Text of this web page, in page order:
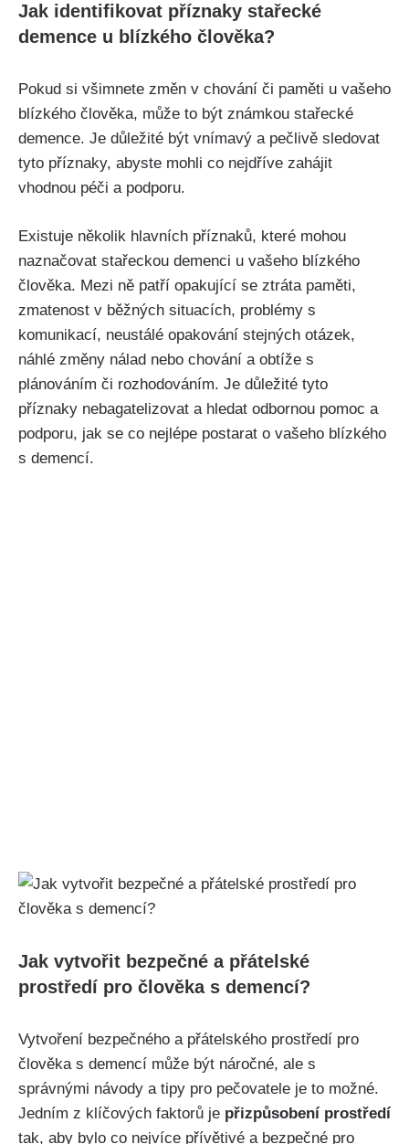
Jak identifikovat příznaky stařecké
demence u blízkého člověka?
Pokud si všimnete změn v chování či paměti u vašeho
blízkého člověka, může to být známkou stařecké
demence. Je důležité být vnímavý a pečlivě sledovat
tyto příznaky, abyste mohli co nejdříve zahájit
vhodnou péči a podporu.
Existuje několik hlavních příznaků, které mohou
naznačovat stařeckou demenci u vašeho blízkého
člověka. Mezi ně patří opakující se ztráta paměti,
zmatenost v běžných situacích, problémy s
komunikací, neustálé opakování stejných otázek,
náhlé změny nálad nebo chování a obtíže s
plánováním či rozhodováním. Je důležité tyto
příznaky nebagatelizovat a hledat odbornou pomoc a
podporu, jak se co nejlépe postarat o vašeho blízkého
s demencí.
Jak vytvořit bezpečné a přátelské
prostředí pro člověka s demencí?
Vytvoření bezpečného a přátelského prostředí pro
člověka s demencí může být náročné, ale s
správnými návody a tipy pro pečovatele je to možné.
Jedním z klíčových faktorů je přizpůsobení prostředí
tak, aby bylo co nejvíce přívětivé a bezpečné pro